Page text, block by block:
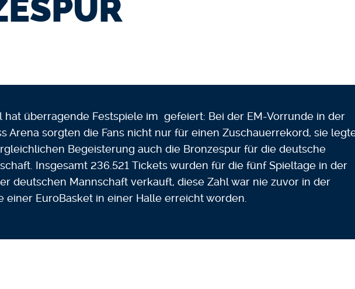
hat überragende Festspiele im gefeiert: Bei der EM-Vorrunde in der
Arena sorgten die Fans nicht nur für einen Zuschauerrekord, sie
Begeisterung auch die Bronzespur für die deutsche
Insgesamt 236.521 Tickets wurden für die fünf Spieltage in der
deutschen Mannschaft verkauft, diese Zahl war nie zuvor in der
einer EuroBasket in einer Halle erreicht worden.